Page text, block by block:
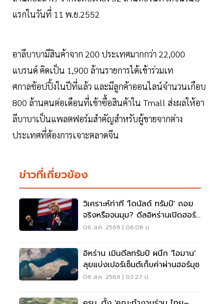
แรกในวันที่ 11 พ.ย.2552
อาลีบาบามีสินค้าจาก 200 ประเทศมากกว่า 22,000
แบรนด์ คิดเป็น 1,900 ล้านรายการได้เข้าร่วมเท
ศกาลช้อปปิ้งในปีที่แล้ว และมีลูกค้าออนไลน์จำนวนเกือบ
800 ล้านคนต่อเดือนที่เข้าซื้อสินค้าใน Tmall ส่งผลให้อา
ลีบาบาเป็นแพลตฟอร์มสำคัญสำหรับผู้ขายจากต่าง
ประเทศที่ต้องการเจาะตลาดจีน
ข่าวที่เกี่ยวข้อง
วิเคราะห์ท่าที 'โดนัลด์ ทรัมป์' ถอย
จริงหรือจนมุม? ดีลอิหร่านเปิดฮอร์
มุซ
06 ส.ค. 2569 | 06:08 น.
อิหร่าน เมินดีลทรัมป์ ผนึก 'โอมาน'
ลุยแบ่งเปอร์เซ็นต์เก็บค่าผ่านฮอร์มุซ
06 ส.ค. 2569 | 03:27 น.